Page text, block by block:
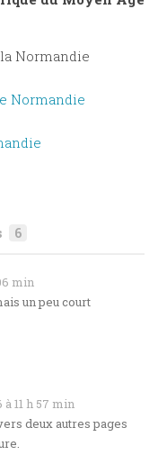
Normandie
Normandie
6
min
un peu court
11 h 57 min
deux autres pages